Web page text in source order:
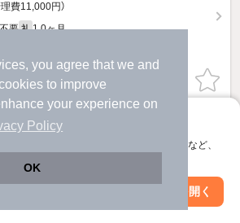
you agree that we and
to improve
your experience on
Policy
OK
えて、サクサクお部屋探し
すぐ使える。マップ検索やお気に入り保存など、
アプリを開く
理費11,000円）
不要 礼 1.0ヶ月
物件詳細を見る
絞り込み条件を変更